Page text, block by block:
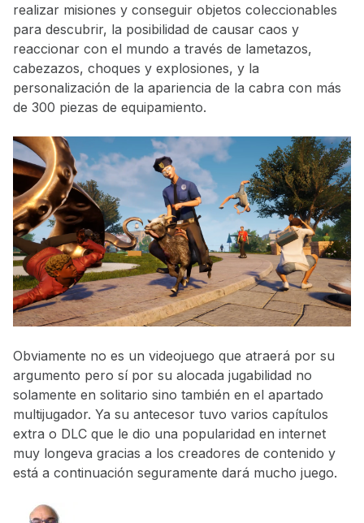
realizar misiones y conseguir objetos coleccionables
para descubrir, la posibilidad de causar caos y
reaccionar con el mundo a través de lametazos,
cabezazos, choques y explosiones, y la
personalización de la apariencia de la cabra con más
de 300 piezas de equipamiento.
Obviamente no es un videojuego que atraerá por su
argumento pero sí por su alocada jugabilidad no
solamente en solitario sino también en el apartado
multijugador. Ya su antecesor tuvo varios capítulos
extra o DLC que le dio una popularidad en internet
muy longeva gracias a los creadores de contenido y
está a continuación seguramente dará mucho juego.